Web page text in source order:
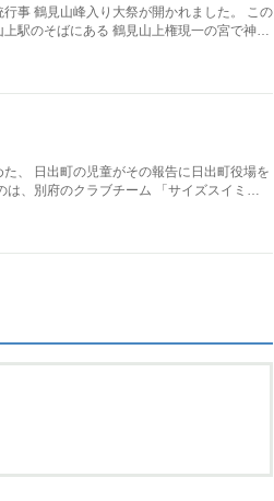
事 鶴見山峰入り大祭が開かれました。 この
駅のそばにある 鶴見山上権現一の宮で神…
、 日出町の児童がその報告に日出町役場を
は、別府のクラブチーム 「サイズスイミ…